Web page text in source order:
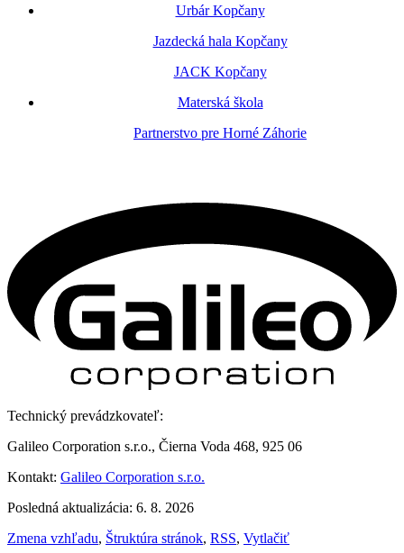
Urbár Kopčany
Jazdecká hala Kopčany
JACK Kopčany
Materská škola
Partnerstvo pre Horné Záhorie
Technický prevádzkovateľ:
Galileo Corporation s.r.o., Čierna Voda 468, 925 06
Kontakt: Galileo Corporation s.r.o.
Posledná aktualizácia: 6. 8. 2026
Zmena vzhľadu, Štruktúra stránok, RSS, Vytlačiť